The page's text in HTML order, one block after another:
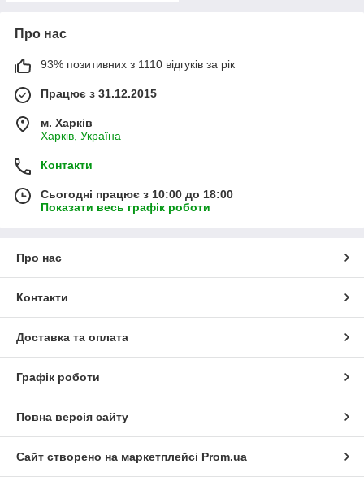
Про нас
93% позитивних з 1110 відгуків за рік
Працює з 31.12.2015
м. Харків
Харків, Україна
Контакти
Сьогодні працює з 10:00 до 18:00
Показати весь графік роботи
Про нас
Контакти
Доставка та оплата
Графік роботи
Повна версія сайту
Сайт створено на маркетплейсі Prom.ua